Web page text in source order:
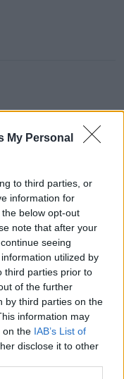
My Personal
to third parties, or
information for
below opt-out
note that after your
seeing
utilized by
third parties prior to
of the further
by third parties on the
information may
on the IAB’s List of
disclose it to other
6, 96049